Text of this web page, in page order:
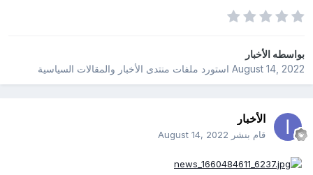
بواسطهالأخبار
August 14, 2022استورد ملفات منتدى الأخبار والمقالات السياسية
الأخبار
قام بنشر August 14, 2022